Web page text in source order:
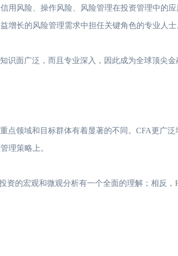
风险、操作风险、风险管理在投资管理中的应
增长的风险管理需求中担任关键角色的专业人士
面广泛，而且专业深入，因此成为全球顶尖金
领域和目标群体有着显著的不同。CFA更广泛
理策略上。
的宏观和微观分析有一个全面的理解；相反，